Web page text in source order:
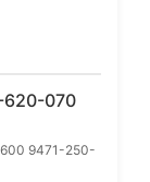
070
9471-250-